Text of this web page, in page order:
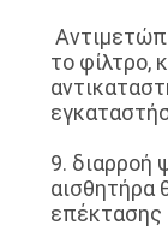
το φίλτρο,
9. διαρροή
αισθητήρα
επέκτασης